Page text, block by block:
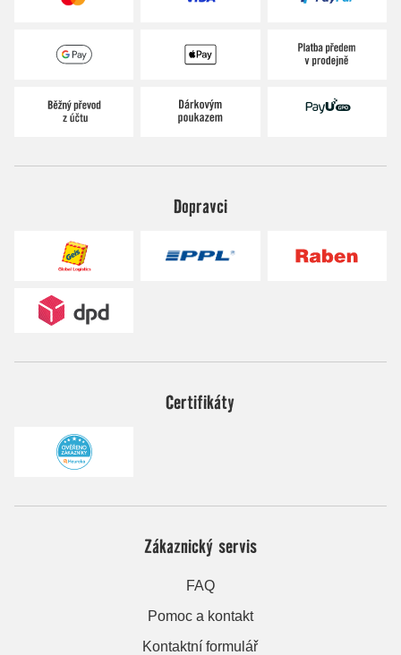
Dopravci
Certifikáty
Zákaznický servis
FAQ
Pomoc a kontakt
Kontaktní formulář